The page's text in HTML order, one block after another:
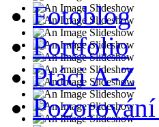
Fotoblog
Portfolio
Ptáci A-Z